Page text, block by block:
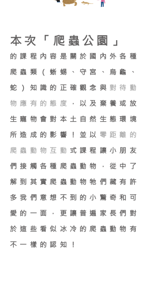
本次「爬蟲公園」
的課程內容是關於國內外各種
爬蟲類（蜥蜴、守宮、烏龜、
蛇）知識的正確觀念與 對待動
物應有的態度
，以及棄養或放
生寵物會對本土自然生態環境
所造成的影響！並以 零距離的
爬蟲動物互動 式課程讓小朋友
們接觸各種爬蟲動物，從中了
解到其實爬蟲動物牠們藏有許
多我們意想不到的小驚奇和可
愛的一面，更讓普遍家長們對
於這些看似冰冷的爬蟲動物有
不一樣的認知！